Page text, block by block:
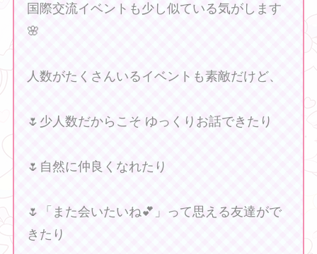
国際交流イベントも少し似ている気がします
🌸
人数がたくさんいるイベントも素敵だけど、
🌷少人数だからこそ ゆっくりお話できたり
🌷自然に仲良くなれたり
🌷「また会いたいね💕」って思える友達がで
きたり